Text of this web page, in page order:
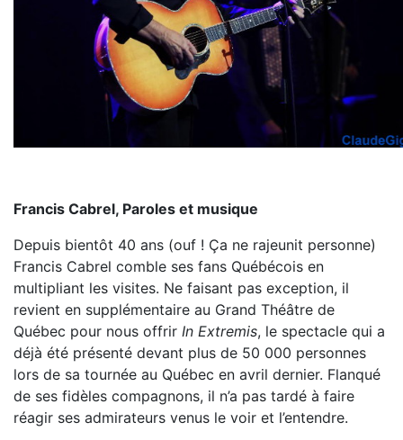
Francis Cabrel, Paroles et musique
Depuis bientôt 40 ans (ouf ! Ça ne rajeunit personne)
Francis Cabrel comble ses fans Québécois en
multipliant les visites. Ne faisant pas exception, il
revient en supplémentaire au Grand Théâtre de
Québec pour nous offrir In Extremis, le spectacle qui a
déjà été présenté devant plus de 50 000 personnes
lors de sa tournée au Québec en avril dernier. Flanqué
de ses fidèles compagnons, il n’a pas tardé à faire
réagir ses admirateurs venus le voir et l’entendre.